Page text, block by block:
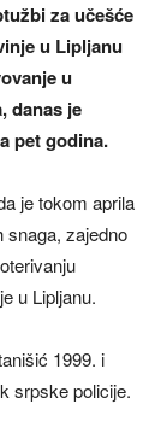
za učešće
u Lipljanu
u
danas je
pet godina.
je tokom aprila
snaga, zajedno
u Lipljanu.
1999. i
srpske policije.